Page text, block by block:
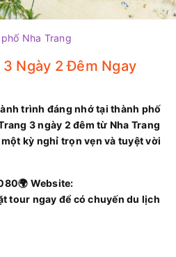
Nha Trang
Ngày 2 Đêm Ngay
trình đáng nhớ tại thành phố
3 ngày 2 đêm từ Nha Trang
kỳ nghỉ trọn vẹn và tuyệt vời
Website:
tour ngay để có chuyến du lịch